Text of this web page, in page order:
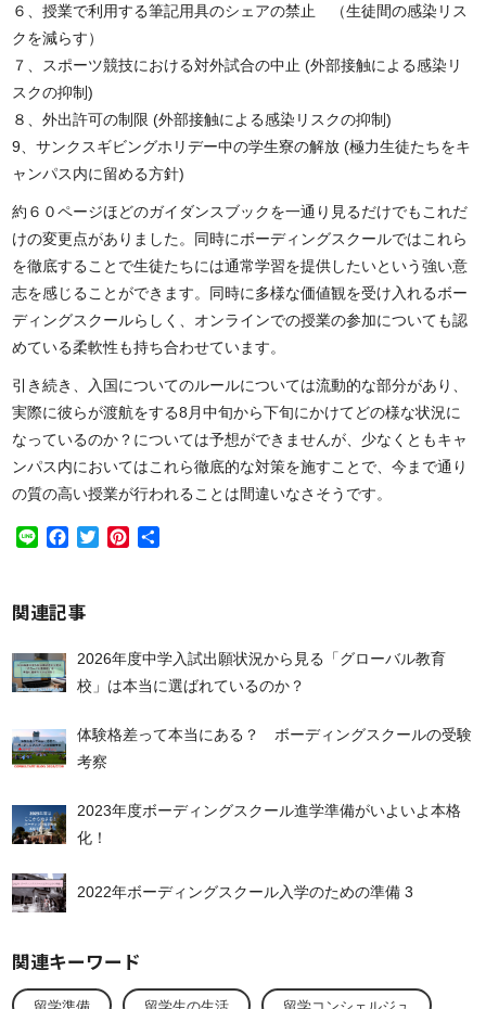
６、授業で利用する筆記用具のシェアの禁止 （生徒間の感染リス
クを減らす）
７、スポーツ競技における対外試合の中止 (外部接触による感染リ
スクの抑制)
８、外出許可の制限 (外部接触による感染リスクの抑制)
9、サンクスギビングホリデー中の学生寮の解放 (極力生徒たちをキ
ャンパス内に留める方針)
約６０ページほどのガイダンスブックを一通り見るだけでもこれだ
けの変更点がありました。同時にボーディングスクールではこれら
を徹底することで生徒たちには通常学習を提供したいという強い意
志を感じることができます。同時に多様な価値観を受け入れるボー
ディングスクールらしく、オンラインでの授業の参加についても認
めている柔軟性も持ち合わせています。
引き続き、入国についてのルールについては流動的な部分があり、
実際に彼らが渡航をする8月中旬から下旬にかけてどの様な状況に
なっているのか？については予想ができませんが、少なくともキャ
ンパス内においてはこれら徹底的な対策を施すことで、今まで通り
の質の高い授業が行われることは間違いなさそうです。
Line Facebook
TwitterPinterest
関連記事
2026年度中学入試出願状況から見る「グローバル教育
校」は本当に選ばれているのか？
体験格差って本当にある？ ボーディングスクールの受験
考察
2023年度ボーディングスクール進学準備がいよいよ本格
化！
2022年ボーディングスクール入学のための準備 3
関連キーワード